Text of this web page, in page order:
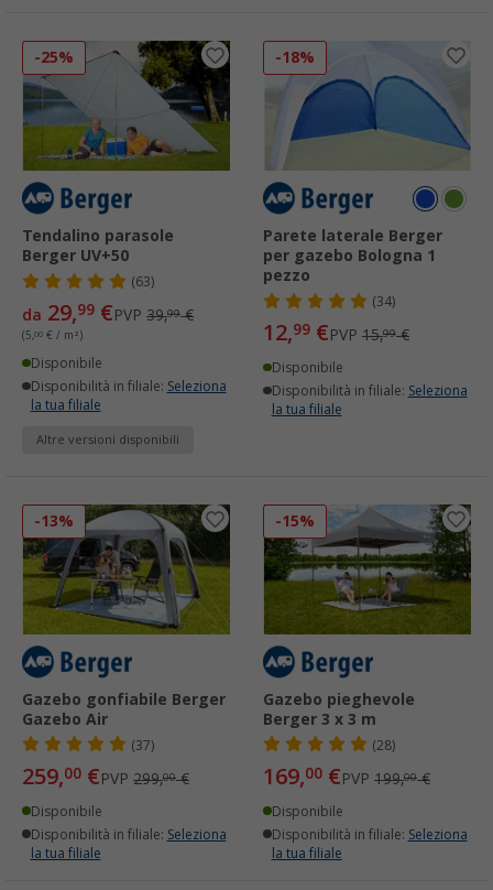
-25%
Tendalino parasole
Berger UV+50
(63)
da 29,99 €PVP 39,99€
(5,00 € / m²)
Disponibile
Disponibilità in filiale: Seleziona
la tua filiale
Altre versioni disponibili
-18%
Parete laterale Berger
per gazebo Bologna 1
pezzo
(34)
12,99 €PVP 15,99€
Disponibile
Disponibilità in filiale: Seleziona
la tua filiale
-13%
Gazebo gonfiabile Berger
Gazebo Air
(37)
259,00 €PVP 299,00€
Disponibile
Disponibilità in filiale: Seleziona
la tua filiale
-15%
Gazebo pieghevole
Berger 3 x 3 m
(28)
169,00 €PVP 199,00€
Disponibile
Disponibilità in filiale: Seleziona
la tua filiale